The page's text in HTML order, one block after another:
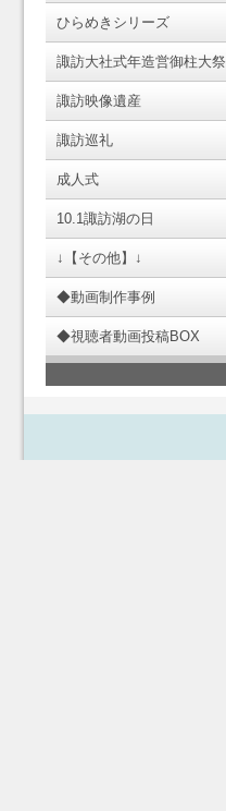
ひらめきシリーズ
諏訪大社式年造営御柱大祭
諏訪映像遺産
諏訪巡礼
成人式
10.1諏訪湖の日
↓【その他】↓
◆動画制作事例
◆視聴者動画投稿BOX